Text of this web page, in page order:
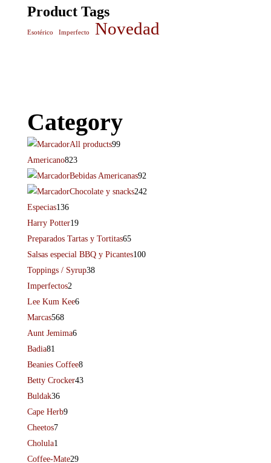
Product Tags
Esotérico Imperfecto Novedad
Category
All products99
Americano823
Bebidas Americanas92
Chocolate y snacks242
Especias136
Harry Potter19
Preparados Tartas y Tortitas65
Salsas especial BBQ y Picantes100
Toppings / Syrup38
Imperfectos2
Lee Kum Kee6
Marcas568
Aunt Jemima6
Badia81
Beanies Coffee8
Betty Crocker43
Buldak36
Cape Herb9
Cheetos7
Cholula1
Coffee-Mate29